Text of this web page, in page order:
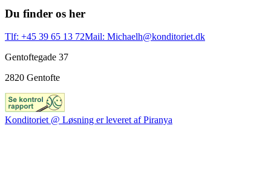
Du finder os her
Tlf: +45 39 65 13 72Mail: Michaelh@konditoriet.dk
Gentoftegade 37
2820 Gentofte
Konditoriet @ Løsning er leveret af Piranya